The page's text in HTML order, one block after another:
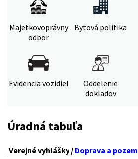
Majetkovoprávny
odbor
Bytová politika
Evidencia vozidiel
Oddelenie
dokladov
Úradná tabuľa
Verejné vyhlášky / Doprava a